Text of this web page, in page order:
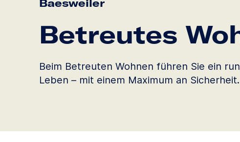
Baesweiler
Betreutes
Beim Betreuten Wohnen führen Sie ein
Leben – mit einem Maximum an Sicherheit.